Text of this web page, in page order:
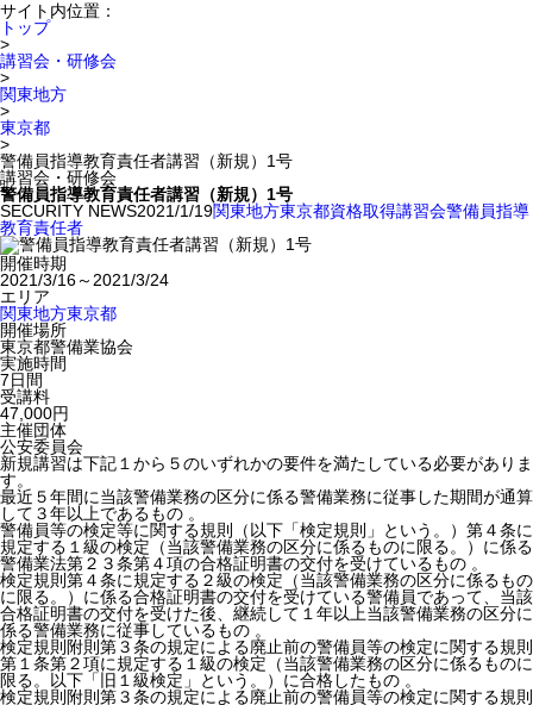
サイト内位置：
トップ
>
講習会・研修会
>
関東地方
>
東京都
>
警備員指導教育責任者講習（新規）1号
講習会・研修会
警備員指導教育責任者講習（新規）1号
SECURITY NEWS2021/1/19関東地方東京都資格取得講習会警備員指導
教育責任者
開催時期
2021/3/16～2021/3/24
エリア
関東地方東京都
開催場所
東京都警備業協会
実施時間
7日間
受講料
47,000円
主催団体
公安委員会
新規講習は下記１から５のいずれかの要件を満たしている必要がありま
す。
最近５年間に当該警備業務の区分に係る警備業務に従事した期間が通算
して３年以上であるもの 。
警備員等の検定等に関する規則（以下「検定規則」という。）第４条に
規定する１級の検定（当該警備業務の区分に係るものに限る。）に係る
警備業法第２３条第４項の合格証明書の交付を受けているもの 。
検定規則第４条に規定する２級の検定（当該警備業務の区分に係るもの
に限る。）に係る合格証明書の交付を受けている警備員であって、当該
合格証明書の交付を受けた後、継続して１年以上当該警備業務の区分に
係る警備業務に従事しているもの 。
検定規則附則第３条の規定による廃止前の警備員等の検定に関する規則
第１条第２項に規定する１級の検定（当該警備業務の区分に係るものに
限る。以下「旧１級検定」という。）に合格したもの 。
検定規則附則第３条の規定による廃止前の警備員等の検定に関する規則